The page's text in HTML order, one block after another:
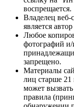
воспрещается.
Владелец веб-
является
Любое
фотографий и/
запрещено.
Материалы
лиц старше 21
может
правила